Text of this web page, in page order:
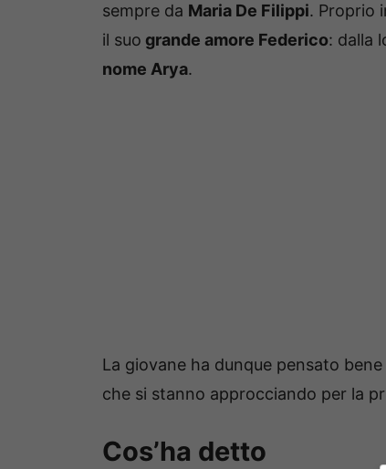
sempre da Maria De Filippi. Proprio
il suo grande amore Federico: dalla
nome Arya.
La giovane ha dunque pensato
che si stanno approcciando per la
Cos’ha detto